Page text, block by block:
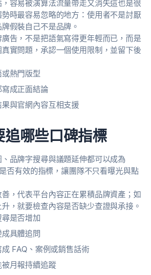
容易被演算法流量帶走又消失這也是很
時最容易忽略的地方：使用者不是討厭
假裝自己不是品牌。
告，不是把語氣寫得更年輕而已，而是
實問題，承認一個使用限制，並留下後
熱門版型
成正面結論
與官網內容互相支援
追哪些口碑指標
品牌字搜尋與議題延伸都可以成為
否有效的指標，讓團隊不只看曝光與點
，代表平台內容正在累積品牌資產；如
，就要檢查內容是否缺少查證與承接。
是否增加
具體追問
FAQ、案例或銷售話術
月報持續追蹤